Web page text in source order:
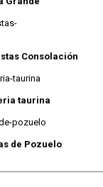
Consolación
taurina
de Pozuelo